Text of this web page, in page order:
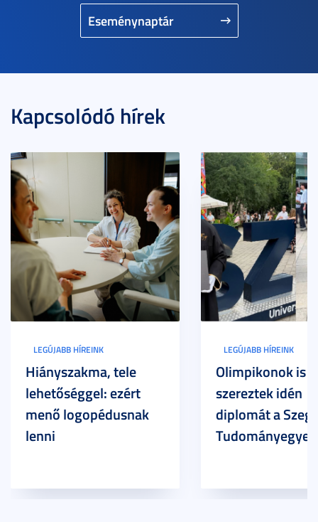
Eseménynaptár
Kapcsolódó hírek
LEGÚJABB HÍREINK
Hiányszakma, tele
lehetőséggel: ezért
menő logopédusnak
lenni
LEGÚJABB HÍREINK
Olimpikonok is
szereztek idén
diplomát a